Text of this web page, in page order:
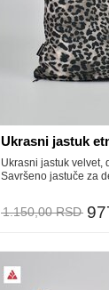
Ukrasni jastuk
Ukrasni jastuk velvet,
Savršeno jastuče za
1.150,00 RSD